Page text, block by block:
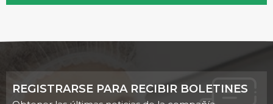
REGISTRARSE PARA RECIBIR BOLETINES